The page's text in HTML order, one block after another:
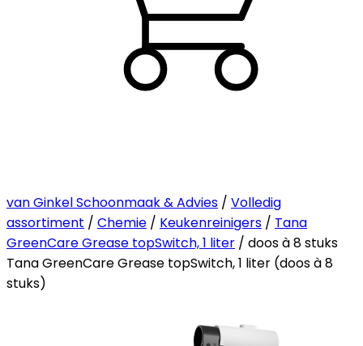
van Ginkel Schoonmaak & Advies / Volledig
assortiment / Chemie / Keukenreinigers / Tana
GreenCare Grease topSwitch, 1 liter / doos à 8 stuks
Tana GreenCare Grease topSwitch, 1 liter (doos à 8
stuks)